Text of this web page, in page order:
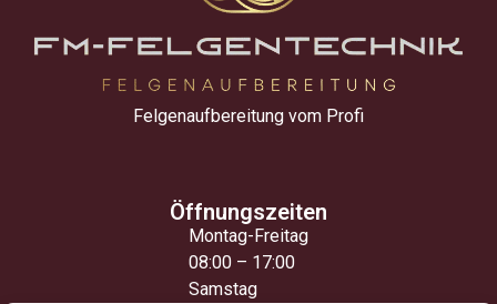
Felgenaufbereitung vom Profi
Öffnungszeiten
Montag-Freitag
08:00 – 17:00
Samstag